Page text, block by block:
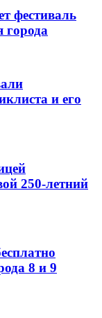
фестиваль
города
и его
250-летний
8 и 9